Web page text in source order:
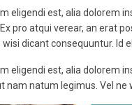
eligendi est, alia dolorem
pro atqui verear, an erat
wisi dicant consequuntur.
eligendi est, alia dolorem
nam natum legimus. Vel